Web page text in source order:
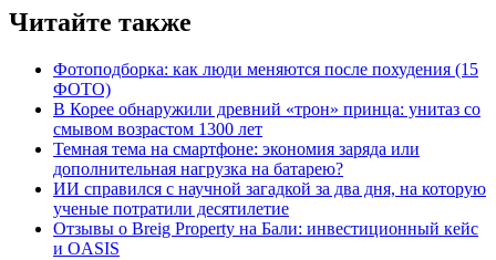
Читайте также
Фотоподборка: как люди меняются после похудения (15
ФОТО)
В Корее обнаружили древний «трон» принца: унитаз со
смывом возрастом 1300 лет
Темная тема на смартфоне: экономия заряда или
дополнительная нагрузка на батарею?
ИИ справился с научной загадкой за два дня, на которую
ученые потратили десятилетие
Отзывы о Breig Property на Бали: инвестиционный кейс
и OASIS